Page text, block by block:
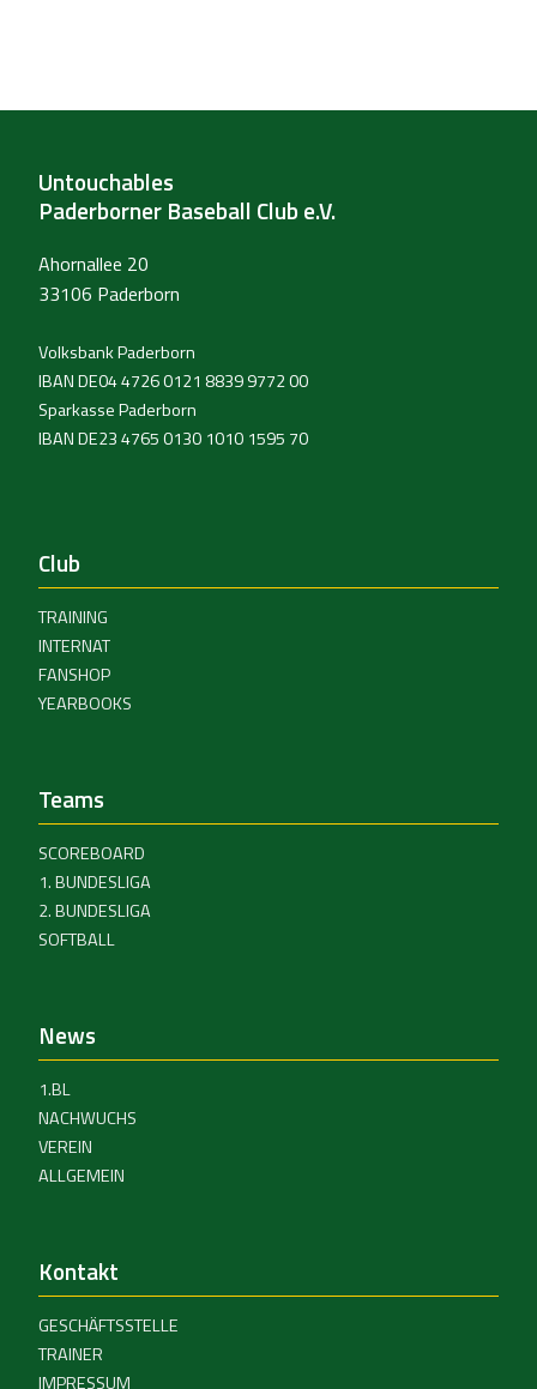
Untouchables
Paderborner Baseball Club e.V.
Ahornallee 20
33106 Paderborn
Volksbank Paderborn
IBAN DE04 4726 0121 8839 9772 00
Sparkasse Paderborn
IBAN DE23 4765 0130 1010 1595 70
Club
TRAINING
INTERNAT
FANSHOP
YEARBOOKS
Teams
SCOREBOARD
1. BUNDESLIGA
2. BUNDESLIGA
SOFTBALL
News
1.BL
NACHWUCHS
VEREIN
ALLGEMEIN
Kontakt
GESCHÄFTSSTELLE
TRAINER
IMPRESSUM